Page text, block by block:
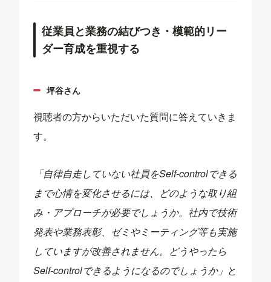
従業員と業務の結びつき・模範的リー
ダー育成を重視する
坪谷さん
視聴者の方からいただいた質問に答えていきま
す。
「自律自走していない社員をSelf-controlできる
まで心情を変化させるには、どのような取り組
み・アプローチが必要でしょうか。社内で技術
発表や業務表彰、ゼミやミーティング等も実施
していますが改善されません。どうやったら
Self-controlできるようになるのでしょうか」 と